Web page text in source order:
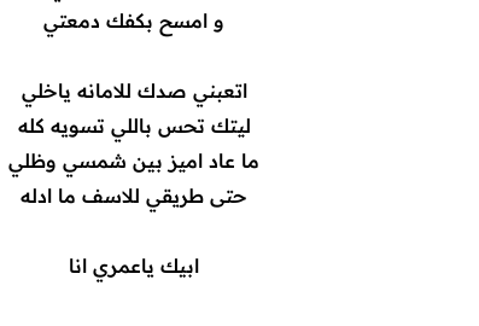
و امسح بكفك دمعتي
اتعبني صدك للامانه ياخلي
ليتك تحس باللي تسويه كله
ما عاد اميز بين شمسي وظلي
حتى طريقي للاسف ما ادله
ابيك ياعمري انا